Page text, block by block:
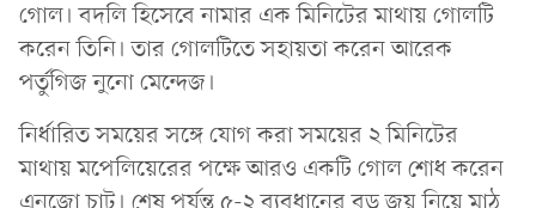
গোল। বদলি হিসেবে নামার এক মিনিটের মাথায় গোলটি
করেন তিনি। তার গোলটিতে সহায়তা করেন আরেক
পর্তুগিজ নুনো মেন্দেজ।
নির্ধারিত সময়ের সঙ্গে যোগ করা সময়ের ২ মিনিটের
মাথায় মপেলিয়েরের পক্ষে আরও একটি গোল শোধ করেন